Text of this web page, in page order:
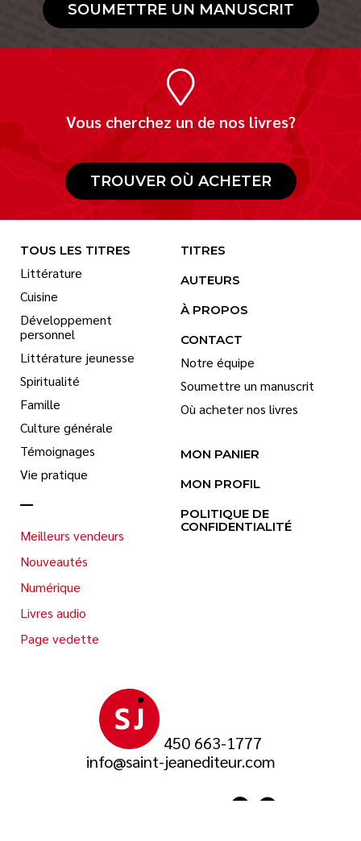
SOUMETTRE UN MANUSCRIT
Vous cherchez un de nos livres?
TROUVER OÙ ACHETER
450 663-1777
info@saint-jeanediteur.com
TOUS LES TITRES
Littérature
Cuisine
Développement
personnel
Littérature jeunesse
Spiritualité
Famille
Culture générale
Témoignages
Vie pratique
Meilleurs vendeurs
Nouveautés
Numérique
Livres audio
Page vedette
TITRES
AUTEURS
À PROPOS
CONTACT
Notre équipe
Soumettre un manuscrit
Où acheter nos livres
MON PANIER
MON PROFIL
POLITIQUE DE
CONFIDENTIALITÉ